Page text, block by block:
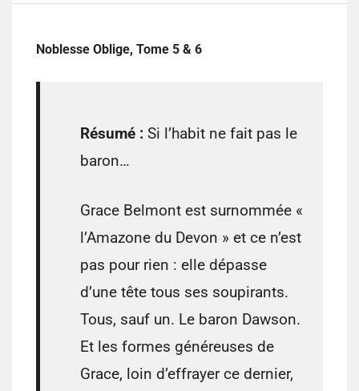
Noblesse Oblige, Tome 5 & 6
Résumé : Si l’habit ne fait pas le
baron…
Grace Belmont est surnommée «
l’Amazone du Devon » et ce n’est
pas pour rien : elle dépasse
d’une tête tous ses soupirants.
Tous, sauf un. Le baron Dawson.
Et les formes généreuses de
Grace, loin d’effrayer ce dernier,